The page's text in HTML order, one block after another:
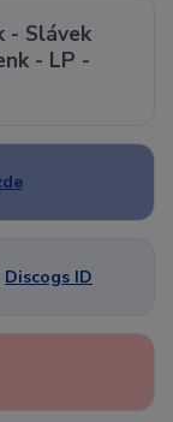
- Slávek
- LP -
Discogs ID